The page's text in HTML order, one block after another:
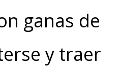
ganas de
y traer